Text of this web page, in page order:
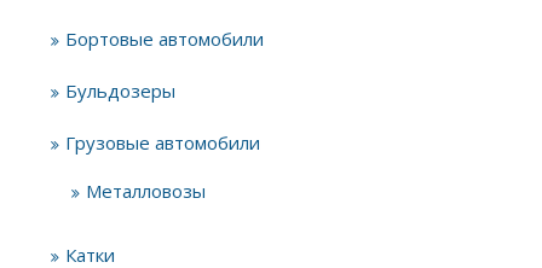
Бортовые автомобили
Бульдозеры
Грузовые автомобили
Металловозы
Катки